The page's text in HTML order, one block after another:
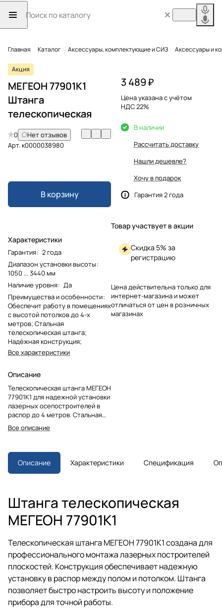
Главная Каталог Аксессуары, комплектующие и СИЗ Аксессуары и
Акция
МЕГЕОН 77901K1
Штанга
телескопическая
0
Нет отзывов
Арт.к0000038980
В корзину
Характеристики
Гарантия: 2 года
Диапазон установки высоты:
1050 ... 3440 мм
Наличие уровня: Да
Преимущества и особенности:
Обеспечит работу в помещениях
с высотой потолков до 4-х
метров; Стальная
телескопическая штанга;
Надёжная конструкция;
Все характеристики
Описание
Телескопическая штанга МЕГЕОН
77901K1 для надежной установки
лазерных осепостроителей в
распор до 4 метров. Стальная
конструкция из 4 секций,
комплект включает струбцину,
переходники и сумку для
хранения.
Все описание
3 489 ₽
Цена указана с учётом
НДС 22%
В наличии
Рассчитать доставку
Нашли дешевле?
Хочу в подарок
Гарантия 2 года
Товар участвует в акции
Скидка 5% за
регистрацию
Цена действительна только для
интернет-магазина и может
отличаться от цен в розничных
магазинах
Описание Характеристики Спецификация
Штанга телескопическая
МЕГЕОН 77901K1
Телескопическая штанга МЕГЕОН 77901K1 создана для
профессионального монтажа лазерных построителей
плоскостей. Конструкция обеспечивает надежную
установку в распор между полом и потолком. Штанга
позволяет быстро настроить высоту и положение
прибора для точной работы.